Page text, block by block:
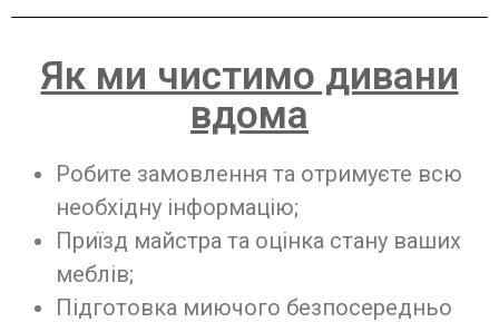
Як ми чистимо дивани
вдома
Робите замовлення та отримуєте всю
необхідну інформацію;
Приїзд майстра та оцінка стану ваших
меблів;
Підготовка миючого безпосередньо